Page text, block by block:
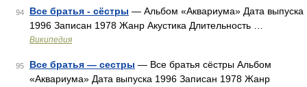
94 Все братья - сёстры — Альбом «Аквариума» Дата выпуска
1996 Записан 1978 Жанр Акустика Длительность …
Википедия
95 Все братья — сестры — Все братья сёстры Альбом
«Аквариума» Дата выпуска 1996 Записан 1978 Жанр